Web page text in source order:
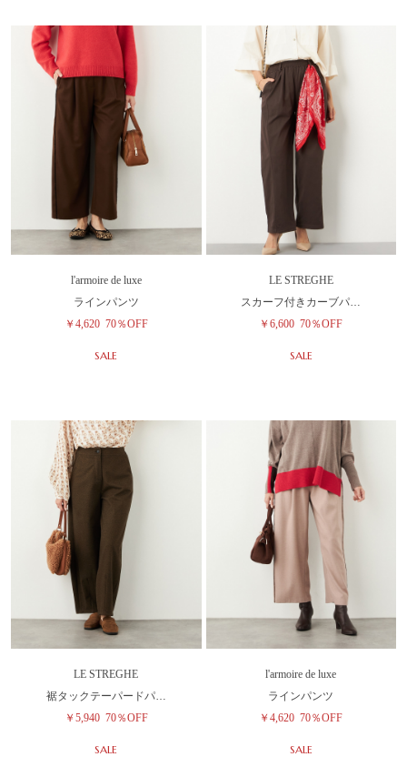
l'armoire de luxe
ラインパンツ
￥4,620 70％OFF
SALE
LE STREGHE
スカーフ付きカーブパ…
￥6,600 70％OFF
SALE
LE STREGHE
裾タックテーパードパ…
￥5,940 70％OFF
SALE
l'armoire de luxe
ラインパンツ
￥4,620 70％OFF
SALE